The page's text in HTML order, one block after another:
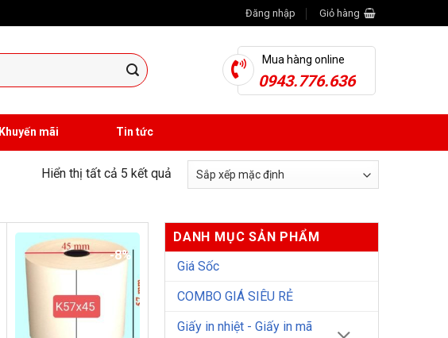
Đăng nhập Giỏ hàng
Mua hàng online
0943.776.636
Khuyến mãi Tin tức
Hiển thị tất cả 5 kết quả
-8%
DANH MỤC SẢN PHẨM
Giá Sốc
COMBO GIÁ SIÊU RẺ
Giấy in nhiệt - Giấy in mã